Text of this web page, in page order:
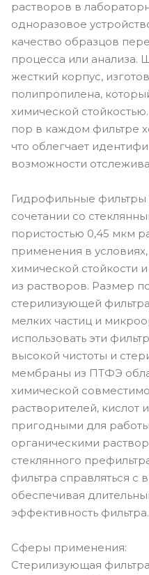
растворов в
одноразовое
качество образцов
процесса или
жесткий корпус,
полипропилена,
химической
пор в каждом фильтре
что облегчает
возможности
Гидрофильные фильтры
сочетании со
пористостью 0,45 мкм
применения в
химической стойкости
из растворов. Размер
стерилизующей
мелких частиц и
использовать эти
высокой чистоты и
мембраны из ПТФЭ
химической
растворителей, кислот
пригодными для
органическими
стеклянного
фильтра справляться с
обеспечивая
эффективность фильтра.
Сферы применения:
Стерилизующая